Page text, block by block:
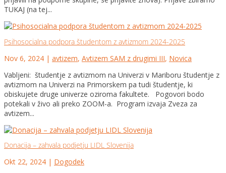
TUKAJ (na tej...
Psihosocialna podpora študentom z avtizmom 2024-2025
Nov 6, 2024 | avtizem, Avtizem SAM z drugimi III, Novica
Vabljeni: študentje z avtizmom na Univerzi v Mariboru študentje z
avtizmom na Univerzi na Primorskem pa tudi študentje, ki
obiskujete druge univerze oziroma fakultete. Pogovori bodo
potekali v živo ali preko ZOOM-a. Program izvaja Zveza za
avtizem...
Donacija – zahvala podjetju LIDL Slovenija
Okt 22, 2024 | Dogodek